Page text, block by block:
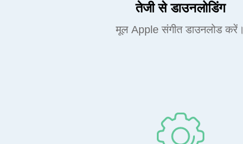
तेजी से डाउनलोडिंग
मूल Apple संगीत डाउनलोड करें।